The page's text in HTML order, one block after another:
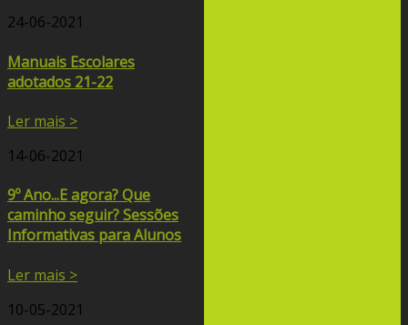
24-06-2021
Manuais Escolares
adotados 21-22
Ler mais >
14-06-2021
9º Ano...E agora? Que
caminho seguir? Sessões
Informativas para Alunos
Ler mais >
10-05-2021